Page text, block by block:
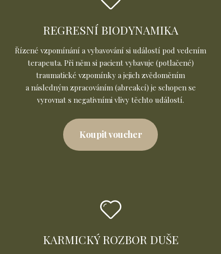
REGRESNÍ BIODYNAMIKA
Řízené vzpomínání a vybavování si událostí pod vedením
terapeuta. Při něm si pacient vybavuje (potlačené)
traumatické vzpomínky a jejich zvědoměním
a následným zpracováním (abreakcí) je schopen se
vyrovnat s negativními vlivy těchto událostí.
Koupit voucher
KARMICKÝ ROZBOR DUŠE